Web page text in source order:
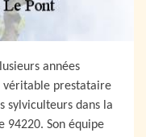
années
véritable prestataire
sylviculteurs dans la
94220. Son équipe